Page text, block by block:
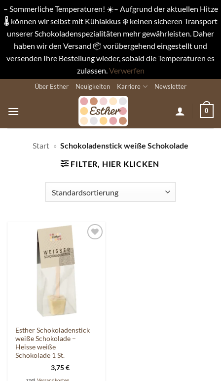
– Sommerliche Temperaturen! ☀️– Aufgrund der aktuellen Hitze
🌡️ können wir selbst mit Kühlakkus ❄️ keinen sicheren Transport
unserer Schokoladenspezialitäten mehr gewährleisten. Daher
haben wir den Versand 📦 vorübergehend eingestellt und
versenden Ihre Bestellung wieder, sobald die Temperaturen es
zulassen.Verwerfen
springen
Über Esther Neuigkeiten Karriere Newsletter
0
Start » Schokoladenstick weiße Schokolade
FILTER, HIER KLICKEN
Wunschliste
Esther Schokoladenstick
weiße Schokolade –
Heisse weiße
Schokolade 1 St.
3,75€